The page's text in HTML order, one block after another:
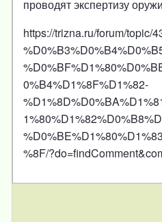
проводят экспертизу
https://trizna.ru/forum/topic/
0%B4%D1%8F%D1%82-
%8F/